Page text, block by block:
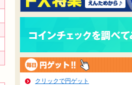
クリックで円ゲット